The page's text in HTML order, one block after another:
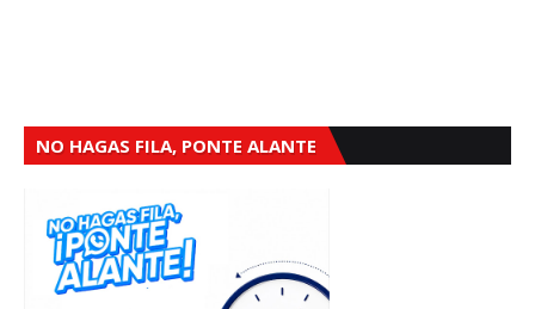
NO HAGAS FILA, PONTE ALANTE